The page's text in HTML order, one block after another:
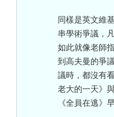
同樣是英文維
串學術爭議，
如此就像老師
到高夫曼的爭
議時，都沒有
老大的一天》
《全員在逃》